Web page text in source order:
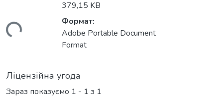
379,15 KB
Формат:
Adobe Portable Document
Format
Ліцензійна угода
Зараз показуємо 1 - 1 з 1